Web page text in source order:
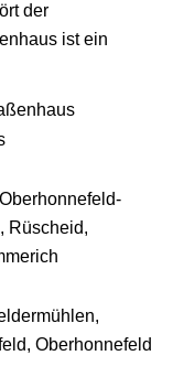
der
ist ein
Rüscheid,
Oberhonnefeld